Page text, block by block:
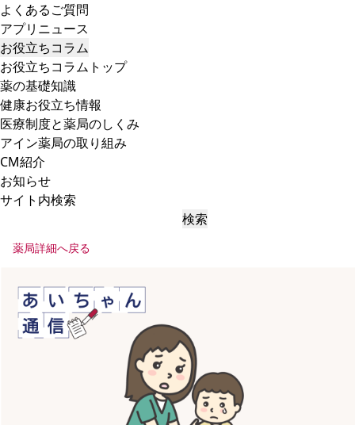
よくあるご質問
アプリニュース
お役立ちコラム
お役立ちコラムトップ
薬の基礎知識
健康お役立ち情報
医療制度と薬局のしくみ
アイン薬局の取り組み
CM紹介
お知らせ
サイト内検索
検索
薬局詳細へ戻る